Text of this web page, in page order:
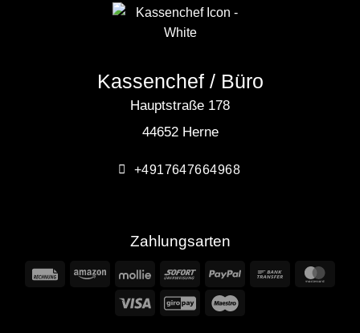
Kassenchef / Büro
Hauptstraße 178
44652 Herne
+4917647664968
Zahlungsarten
RechungAmazonMollie Sofort PayPal
Bank
Visa GiroPay